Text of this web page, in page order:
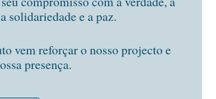
solidariedade e a paz.
vem reforçar o nosso projecto e
presença.